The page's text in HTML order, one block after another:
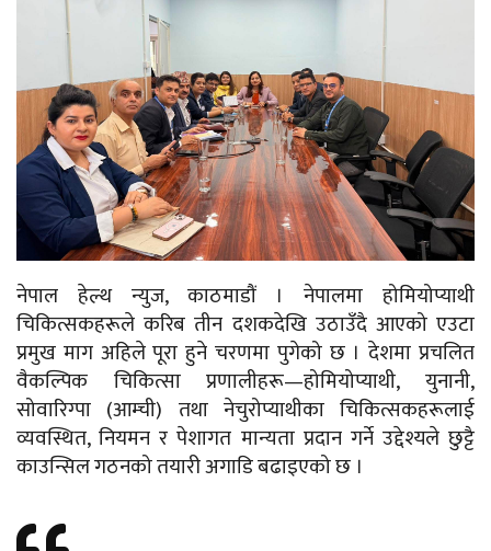
नेपाल हेल्थ न्युज, काठमाडौं । नेपालमा होमियोप्याथी
चिकित्सकहरूले करिब तीन दशकदेखि उठाउँदै आएको एउटा
प्रमुख माग अहिले पूरा हुने चरणमा पुगेको छ । देशमा प्रचलित
वैकल्पिक चिकित्सा प्रणालीहरू—होमियोप्याथी, युनानी,
सोवारिग्पा (आम्ची) तथा नेचुरोप्याथीका चिकित्सकहरूलाई
व्यवस्थित, नियमन र पेशागत मान्यता प्रदान गर्ने उद्देश्यले छुट्टै
काउन्सिल गठनको तयारी अगाडि बढाइएको छ ।